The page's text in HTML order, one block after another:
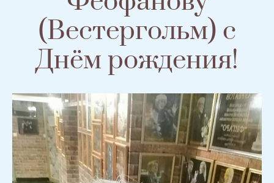
(Вестергольм) с
Днём рождения!